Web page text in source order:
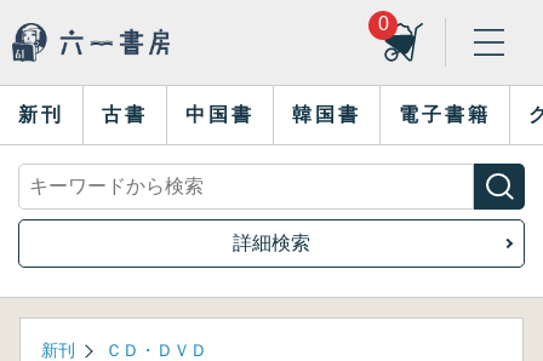
0
新刊 古書 中国書 韓国書 電子書籍
詳細検索
新刊 ＣＤ・ＤＶＤ